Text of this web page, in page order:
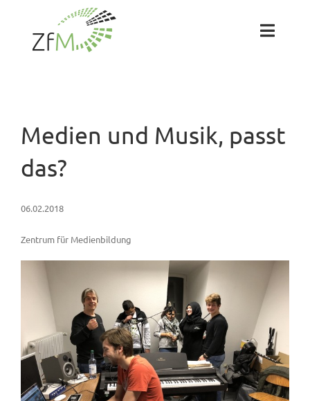
springen
Toggle
Blog
Medien und Musik, passt
das?
06.02.2018
Zentrum für Medienbildung